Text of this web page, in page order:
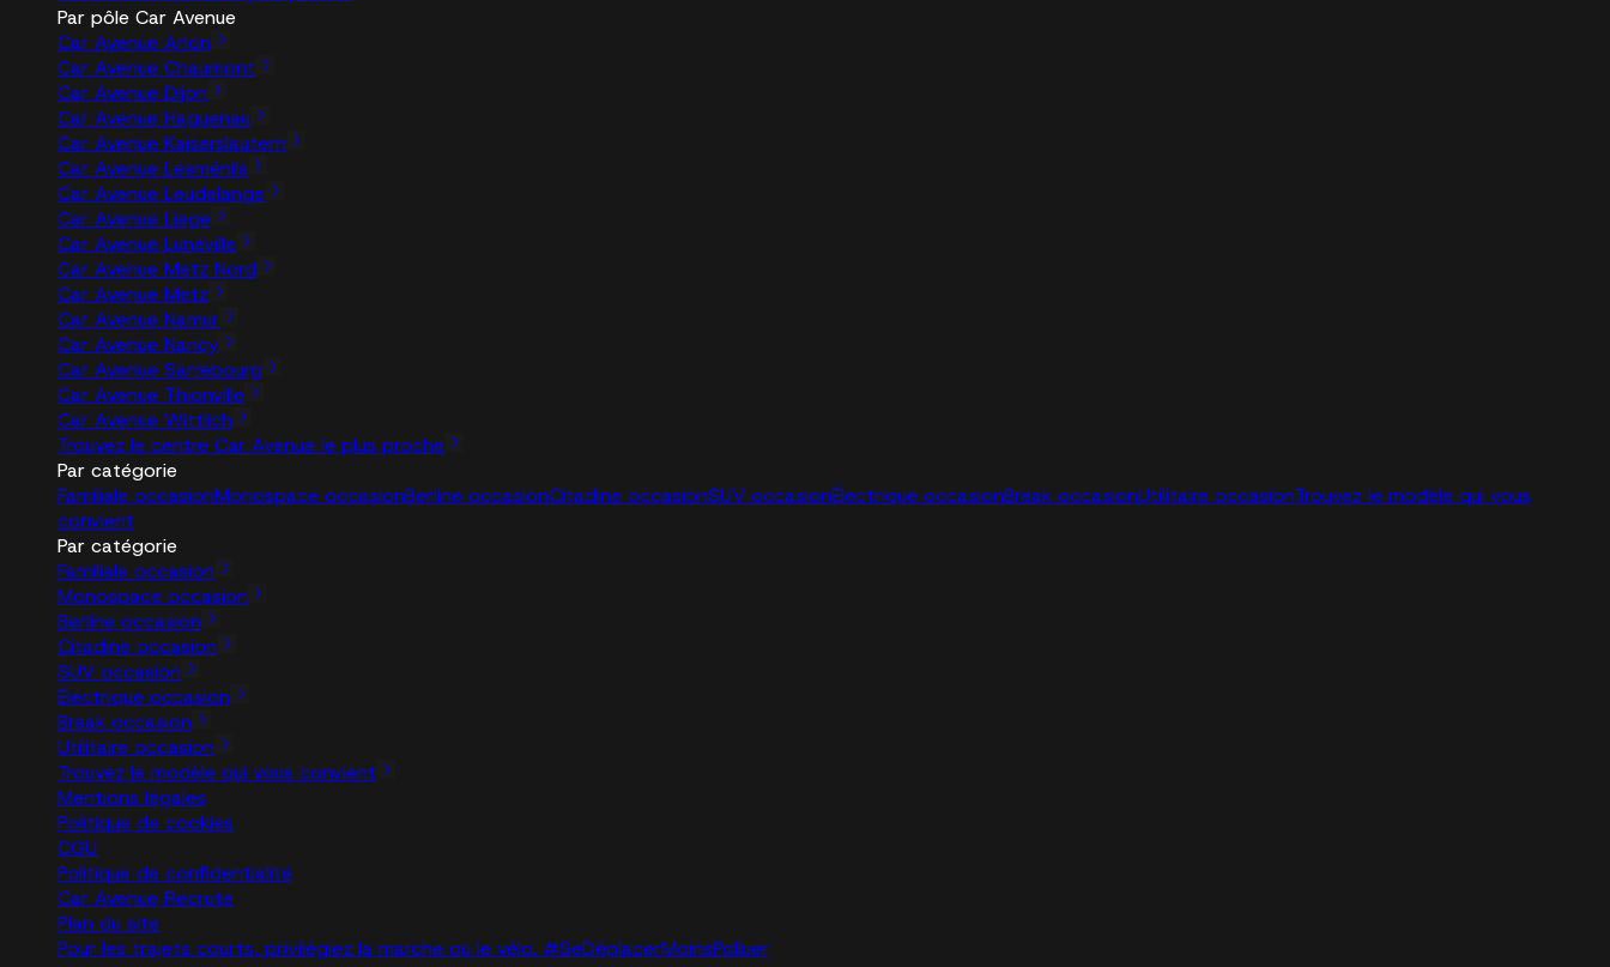
Par pôle Car Avenue
Car Avenue Arlon
Car Avenue Chaumont
Car Avenue Dijon
Car Avenue Haguenau
Car Avenue Kaiserslautern
Car Avenue Lesménils
Car Avenue Leudelange
Car Avenue Liege
Car Avenue Lunéville
Car Avenue Metz Nord
Car Avenue Metz
Car Avenue Namur
Car Avenue Nancy
Car Avenue Sarrebourg
Car Avenue Thionville
Car Avenue Wittlich
Trouvez le centre Car Avenue le plus proche
Par catégorie
Familiale occasionMonospace occasionBerline occasionCitadine occasionSUV occasionÉlectrique occasionBreak occasionUtilitaire occasionTrouvez le modèle qui vous
convient
Par catégorie
Familiale occasion
Monospace occasion
Berline occasion
Citadine occasion
SUV occasion
Électrique occasion
Break occasion
Utilitaire occasion
Trouvez le modèle qui vous convient
Mentions légales
Politique de cookies
CGU
Politique de confidentialité
Car Avenue Recrute
Plan du site
Pour les trajets courts, privilégiez la marche ou le vélo. #SeDéplacerMoinsPolluer